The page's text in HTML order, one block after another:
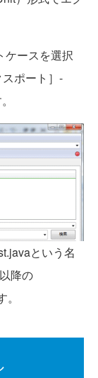
ケースを選択
ポート］-
という名
降の